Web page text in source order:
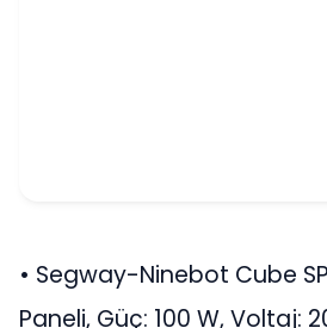
• Segway-Ninebot Cube
Paneli, Güç: 100 W, Voltaj: